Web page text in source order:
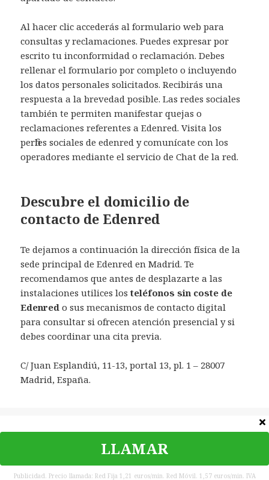
Al hacer clic accederás al formulario web para
consultas y reclamaciones. Puedes expresar por
escrito tu inconformidad o reclamación. Debes
rellenar el formulario por completo o incluyendo
los datos personales solicitados. Recibirás una
respuesta a la brevedad posible. Las redes sociales
también te permiten manifestar quejas o
reclamaciones referentes a Edenred. Visita los
perfiles sociales de edenred y comunícate con los
operadores mediante el servicio de Chat de la red.
Descubre el domicilio de
contacto de Edenred
Te dejamos a continuación la dirección física de la
sede principal de Edenred en Madrid. Te
recomendamos que antes de desplazarte a las
instalaciones utilices los teléfonos sin coste de
Edenredo sus mecanismos de contacto digital
para consultar si ofrecen atención presencial y si
debes coordinar una cita previa.
C/ Juan Esplandiú, 11-13, portal 13, pl. 1 – 28007
Madrid, España.
Política de privacidad
legal
LLAMAR
Publicidad. Precio llamada: Red Fija 1,21 euros/min. Red Móvil. 1,57 euros/min. IVA